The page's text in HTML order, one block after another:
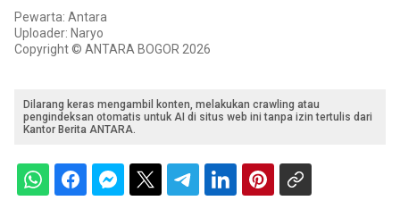
Pewarta: Antara
Uploader: Naryo
Copyright © ANTARA BOGOR 2026
Dilarang keras mengambil konten, melakukan crawling atau
pengindeksan otomatis untuk AI di situs web ini tanpa izin tertulis dari
Kantor Berita ANTARA.